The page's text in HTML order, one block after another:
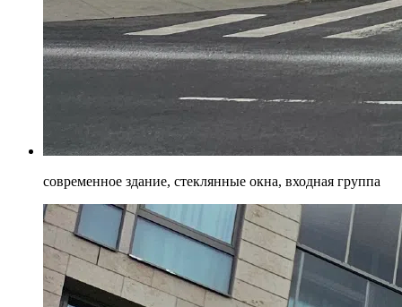
современное здание, стеклянные окна, входная группа